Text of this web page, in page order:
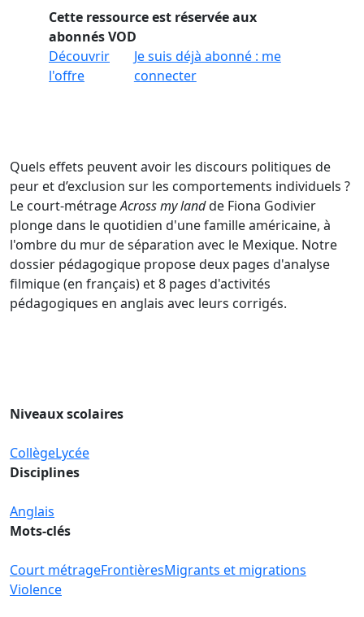
Cette ressource est réservée aux
abonnés VOD
Découvrir
l'offre
Je suis déjà abonné : me
connecter
Quels effets peuvent avoir les discours politiques de
peur et d’exclusion sur les comportements individuels ?
Le court-métrageAcross my landde Fiona Godivier
plonge dans le quotidien d'une famille américaine, à
l'ombre du mur de séparation avec le Mexique. Notre
dossier pédagogique propose deux pages d'analyse
filmique (en français) et 8 pages d'activités
pédagogiques en anglais avec leurs corrigés.
Niveaux scolaires
CollègeLycée
Disciplines
Anglais
Mots-clés
Court métrageFrontièresMigrants et migrations
Violence